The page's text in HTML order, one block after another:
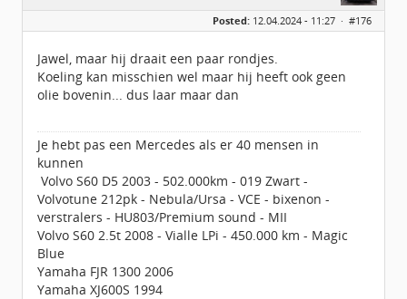
Geslacht:
Leeftijd:
40
Geregistreerd:09 / 2009
Posted: 12.04.2024 - 11:27 · #176
Jawel, maar hij draait een paar rondjes.
Koeling kan misschien wel maar hij heeft ook geen
olie bovenin... dus laar maar dan
Je hebt pas een Mercedes als er 40 mensen in
kunnen
Volvo S60 D5 2003 - 502.000km - 019 Zwart -
Volvotune 212pk - Nebula/Ursa - VCE - bixenon -
verstralers - HU803/Premium sound - MII
Volvo S60 2.5t 2008 - Vialle LPi - 450.000 km - Magic
Blue
Yamaha FJR 1300 2006
Yamaha XJ600S 1994